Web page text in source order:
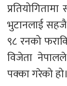
भुटानलाई
९८ रनको
विजेता
पक्का गरेको